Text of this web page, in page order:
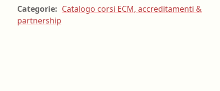
Categorie: Catalogo corsi ECM, accreditamenti &
partnership